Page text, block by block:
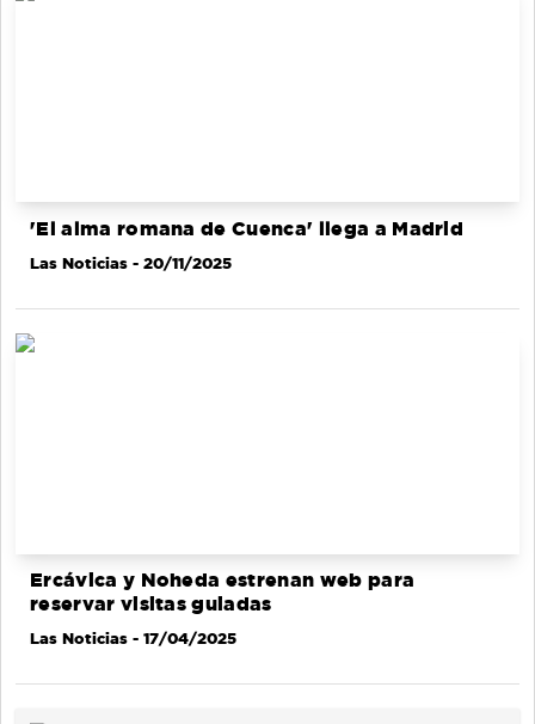
'El alma romana de Cuenca' llega a Madrid
Las Noticias - 20/11/2025
Ercávica y Noheda estrenan web para
reservar visitas guiadas
Las Noticias - 17/04/2025